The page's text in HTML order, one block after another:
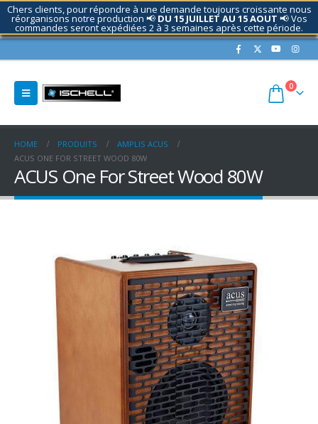
Chers clients, pour répondre à une demande toujours croissante nous
réorganisons notre production 📢 DU 15 JUILLET AU 15 AOUT 📢 Vos
commandes seront expédiées 2 à 3 semaines après cette période.
Contactez nous si nécessaire.
0
HOME PRODUITS
AMPLIS ACUS
ACUS ONE FOR STREET WOOD 80W
ACUS One For Street Wood 80W